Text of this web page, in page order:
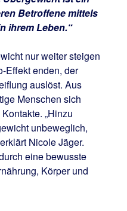
Betroffene mittels
ihrem Leben.“
nur weiter steigen
Effekt enden, der
auslöst. Aus
Menschen sich
„Hinzu
unbeweglich,
Nicole Jäger.
eine bewusste
Körper und